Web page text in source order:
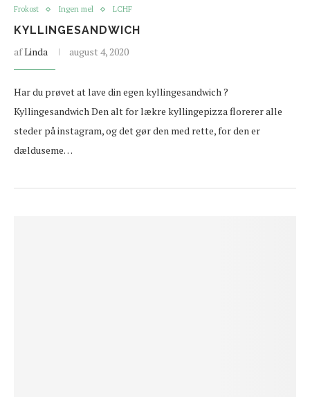
Frokost Ingen mel LCHF
KYLLINGESANDWICH
afLinda august 4, 2020
Har du prøvet at lave din egen kyllingesandwich ?
Kyllingesandwich Den alt for lækre kyllingepizza florerer alle
steder på instagram, og det gør den med rette, for den er
dælduseme…